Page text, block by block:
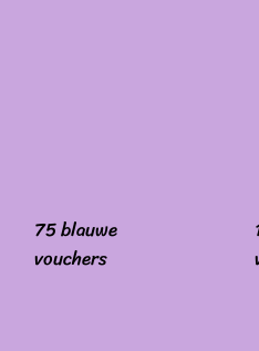
75 blauwe
vouchers